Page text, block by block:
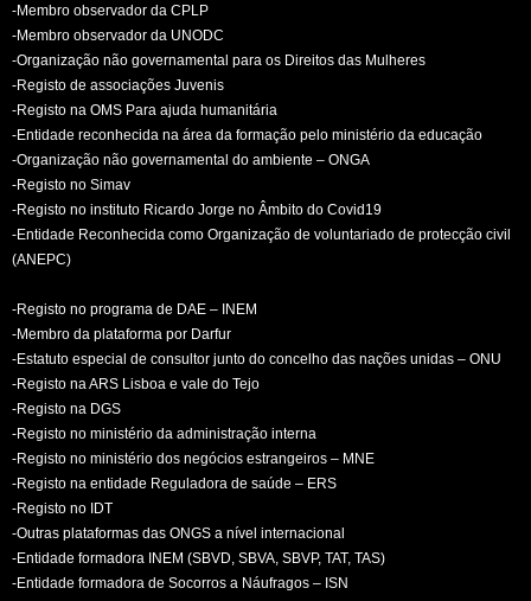
-Membro observador da CPLP
-Membro observador da UNODC
-Organização não governamental para os Direitos das Mulheres
-Registo de associações Juvenis
-Registo na OMS Para ajuda humanitária
-Entidade reconhecida na área da formação pelo ministério da educação
-Organização não governamental do ambiente – ONGA
-Registo no Simav
-Registo no instituto Ricardo Jorge no Âmbito do Covid19
-Entidade Reconhecida como Organização de voluntariado de protecção civil
(ANEPC)
-Registo no programa de DAE – INEM
-Membro da plataforma por Darfur
-Estatuto especial de consultor junto do concelho das nações unidas – ONU
-Registo na ARS Lisboa e vale do Tejo
-Registo na DGS
-Registo no ministério da administração interna
-Registo no ministério dos negócios estrangeiros – MNE
-Registo na entidade Reguladora de saúde – ERS
-Registo no IDT
-Outras plataformas das ONGS a nível internacional
-Entidade formadora INEM (SBVD, SBVA, SBVP, TAT, TAS)
-Entidade formadora de Socorros a Náufragos – ISN